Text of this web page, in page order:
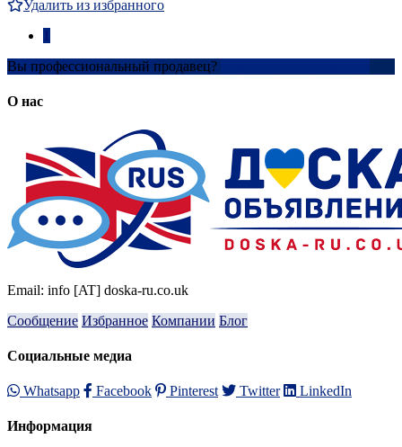
Удалить из избранного
Вы профессиональный продавец?
О нас
Email: info [AT] doska-ru.co.uk
Сообщение Избранное Компании Блог
Социальные медиа
Whatsapp Facebook Pinterest Twitter LinkedIn
Информация